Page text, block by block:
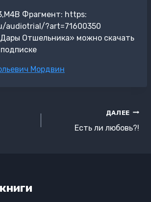
Фрагмент: https:
audiotrial/?art=71600350
Отшельника» можно скачать
Мордвин
ДАЛЕЕ
Есть ли любовь?!